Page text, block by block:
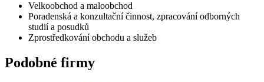
Velkoobchod a maloobchod
Poradenská a konzultační činnost, zpracování odborných
studií a posudků
Zprostředkování obchodu a služeb
Podobné firmy